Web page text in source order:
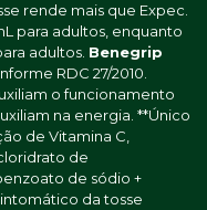
rende mais que Expec.
para adultos, enquanto
adultos. Benegrip
RDC 27/2010.
o funcionamento
na energia. **Único
de Vitamina C,
cloridrato de
de sódio +
da tosse